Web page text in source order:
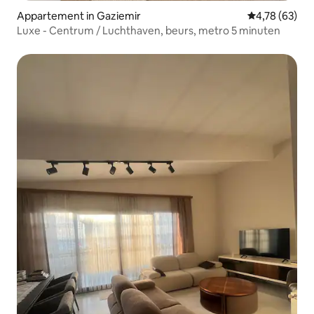
Appartement in Gaziemir Gemiddelde
4,78 (63)
Luxe - Centrum / Luchthaven, beurs, metro 5 minuten